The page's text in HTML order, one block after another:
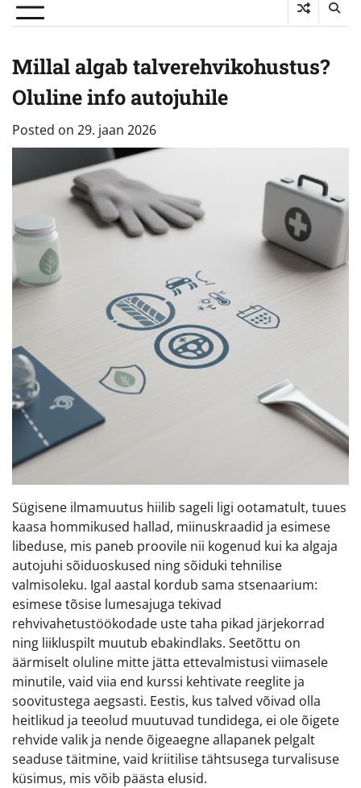
Millal algab talverehvikohustus?
Oluline info autojuhile
Posted on 29. jaan 2026
Sügisene ilmamuutus hiilib sageli ligi ootamatult, tuues
kaasa hommikused hallad, miinuskraadid ja esimese
libeduse, mis paneb proovile nii kogenud kui ka algaja
autojuhi sõiduoskused ning sõiduki tehnilise
valmisoleku. Igal aastal kordub sama stsenaarium:
esimese tõsise lumesajuga tekivad
rehvivahetustöökodade uste taha pikad järjekorrad
ning liikluspilt muutub ebakindlaks. Seetõttu on
äärmiselt oluline mitte jätta ettevalmistusi viimasele
minutile, vaid viia end kurssi kehtivate reeglite ja
soovitustega aegsasti. Eestis, kus talved võivad olla
heitlikud ja teeolud muutuvad tundidega, ei ole õigete
rehvide valik ja nende õigeaegne allapanek pelgalt
seaduse täitmine, vaid kriitilise tähtsusega turvalisuse
küsimus, mis võib päästa elusid.